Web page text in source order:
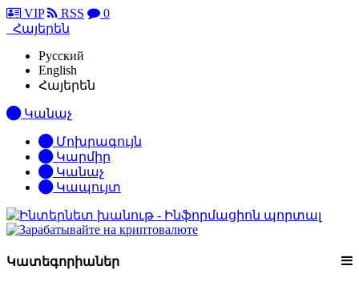
VIP RSS
0
Հայերեն
Русский
English
Հայերեն
Կանաչ
Մոխրագույն
Կարմիր
Կանաչ
Կապույտ
Կատեգորիաներ